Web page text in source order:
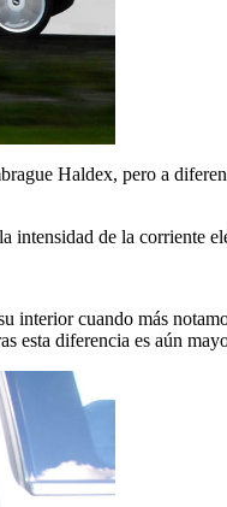
Haldex, pero a
de la corriente
interior cuando más
esta diferencia es aún